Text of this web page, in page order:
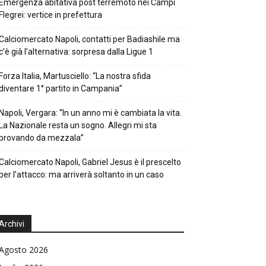
abitativa post terremoto nei Campi
vertice in prefettura
Napoli, contatti per Badiashile ma
già l’alternativa: sorpresa dalla Ligue 1
Italia, Martusciello: “La nostra sfida
1° partito in Campania”
Vergara: “In un anno mi è cambiata la vita.
Nazionale resta un sogno. Allegri mi sta
da mezzala”
Napoli, Gabriel Jesus è il prescelto
l’attacco: ma arriverà soltanto in un caso
2026